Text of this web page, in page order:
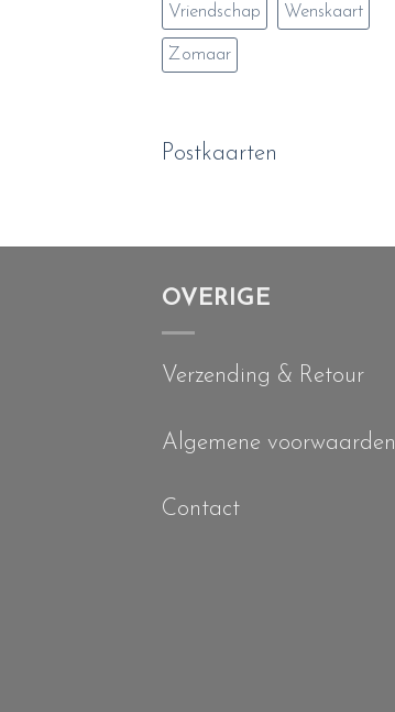
Vriendschap Wenskaart
Zomaar
Postkaarten
OVERIGE
Verzending & Retour
Algemene voorwaarden
Contact